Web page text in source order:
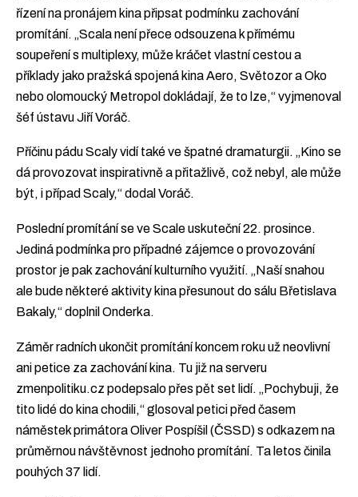
řízení na pronájem kina připsat podmínku zachování
promítání. „Scala není přece odsouzena k přímému
soupeření s multiplexy, může kráčet vlastní cestou a
příklady jako pražská spojená kina Aero, Světozor a Oko
nebo olomoucký Metropol dokládají, že to lze,“ vyjmenoval
šéf ústavu Jiří Voráč.
Příčinu pádu Scaly vidí také ve špatné dramaturgii. „Kino se
dá provozovat inspirativně a přitažlivě, což nebyl, ale může
být, i případ Scaly,“ dodal Voráč.
Poslední promítání se ve Scale uskuteční 22. prosince.
Jediná podmínka pro případné zájemce o provozování
prostor je pak zachování kulturního využití. „Naší snahou
ale bude některé aktivity kina přesunout do sálu Břetislava
Bakaly,“ doplnil Onderka.
Záměr radních ukončit promítání koncem roku už neovlivní
ani petice za zachování kina. Tu již na serveru
zmenpolitiku.cz podepsalo přes pět set lidí. „Pochybuji, že
tito lidé do kina chodili,“ glosoval petici před časem
náměstek primátora Oliver Pospíšil (ČSSD) s odkazem na
průměrnou návštěvnost jednoho promítání. Ta letos činila
pouhých 37 lidí.